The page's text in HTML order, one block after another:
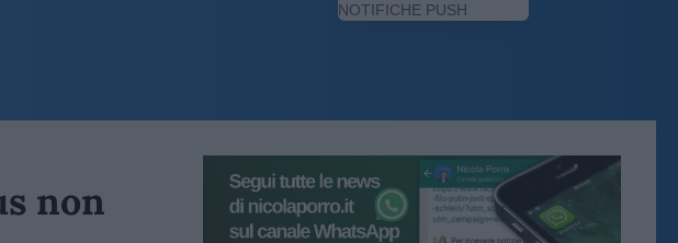
NOTIFICHE PUSH
non